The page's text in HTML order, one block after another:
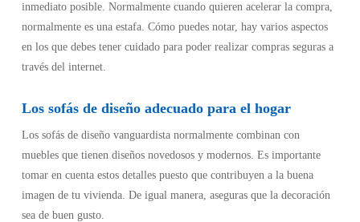
inmediato posible. Normalmente cuando quieren acelerar la compra,
normalmente es una estafa. Cómo puedes notar, hay varios aspectos
en los que debes tener cuidado para poder realizar compras seguras a
través del internet.
Los sofás de diseño adecuado para el hogar
Los sofás de diseño vanguardista normalmente combinan con
muebles que tienen diseños novedosos y modernos. Es importante
tomar en cuenta estos detalles puesto que contribuyen a la buena
imagen de tu vivienda. De igual manera, aseguras que la decoración
sea de buen gusto.